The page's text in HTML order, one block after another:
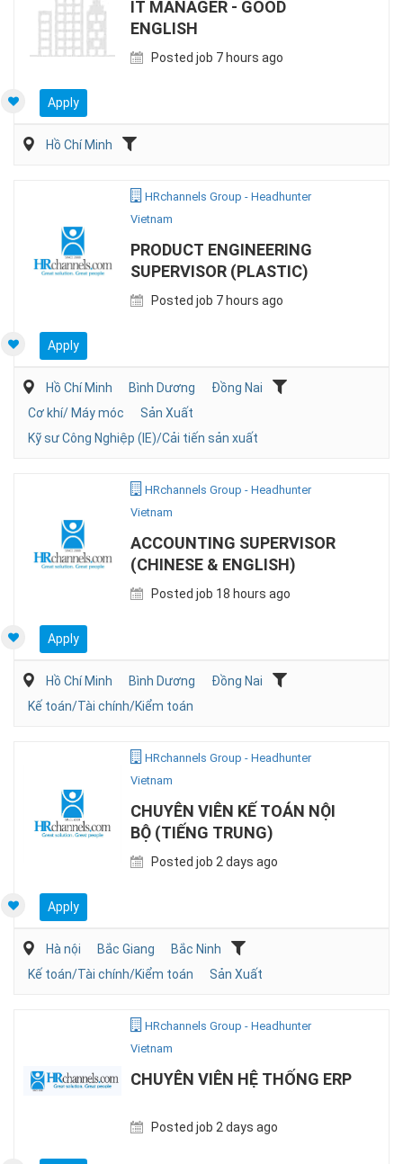
IT MANAGER - GOOD
ENGLISH
Posted job 7 hours ago
Apply
Hồ Chí Minh
HRchannels Group - Headhunter
Vietnam
PRODUCT ENGINEERING
SUPERVISOR (PLASTIC)
Posted job 7 hours ago
Apply
Hồ Chí Minh Bình Dương
Đồng Nai
Cơ khí/ Máy móc
Sản Xuất
Kỹ sư Công Nghiệp (IE)/Cải tiến sản xuất
HRchannels Group - Headhunter
Vietnam
ACCOUNTING SUPERVISOR
(CHINESE & ENGLISH)
Posted job 18 hours ago
Apply
Hồ Chí Minh Bình Dương
Đồng Nai
Kế toán/Tài chính/Kiểm toán
HRchannels Group - Headhunter
Vietnam
CHUYÊN VIÊN KẾ TOÁN NỘI
BỘ (TIẾNG TRUNG)
Posted job 2 days ago
Apply
Hà nội Bắc Giang
Bắc Ninh
Kế toán/Tài chính/Kiểm toán
Sản Xuất
HRchannels Group - Headhunter
Vietnam
CHUYÊN VIÊN HỆ THỐNG ERP
Posted job 2 days ago